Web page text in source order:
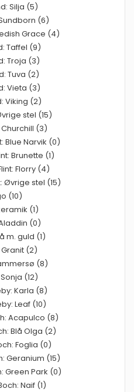
Silja (5)
(6)
Grace (4)
Taffel (9)
Troja (3)
Tuva (2)
Vieta (3)
Viking (2)
stel (15)
(3)
Blue Narvik (0)
Brunette (1)
Florry (4)
Øvrige stel (15)
(10)
(1)
(0)
m. guld (1)
(2)
(8)
(12)
Karla (8)
Leaf (10)
Acapulco (8)
Blå Olga (2)
Foglia (0)
Geranium (15)
Green Park (0)
Naif (1)